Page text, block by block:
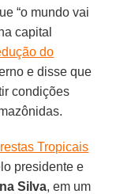
“o mundo vai
capital
do
e disse que
condições
Tropicais
presidente e
Silva, em um